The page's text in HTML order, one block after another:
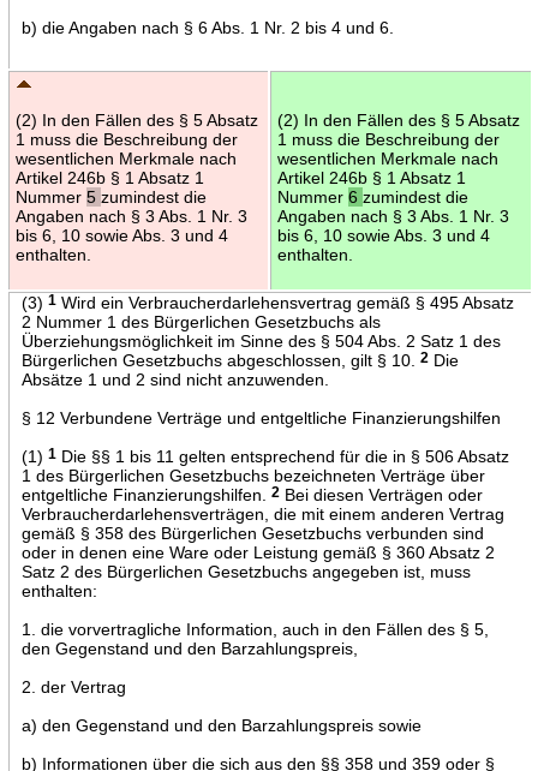
b) die Angaben nach § 6 Abs. 1 Nr. 2 bis 4 und 6.
(2) In den Fällen des § 5 Absatz
1 muss die Beschreibung der
wesentlichen Merkmale nach
Artikel 246b § 1 Absatz 1
Nummer 5 zumindest die
Angaben nach § 3 Abs. 1 Nr. 3
bis 6, 10 sowie Abs. 3 und 4
enthalten.
(2) In den Fällen des § 5 Absatz
1 muss die Beschreibung der
wesentlichen Merkmale nach
Artikel 246b § 1 Absatz 1
Nummer 6 zumindest die
Angaben nach § 3 Abs. 1 Nr. 3
bis 6, 10 sowie Abs. 3 und 4
enthalten.
(3) 1Wird ein Verbraucherdarlehensvertrag gemäß § 495 Absatz
2 Nummer 1 des Bürgerlichen Gesetzbuchs als
Überziehungsmöglichkeit im Sinne des § 504 Abs. 2 Satz 1 des
Bürgerlichen Gesetzbuchs abgeschlossen, gilt § 10.
2Die
Absätze 1 und 2 sind nicht anzuwenden.
§ 12 Verbundene Verträge und entgeltliche Finanzierungshilfen
(1) 1Die §§ 1 bis 11 gelten entsprechend für die in § 506 Absatz
1 des Bürgerlichen Gesetzbuchs bezeichneten Verträge über
entgeltliche Finanzierungshilfen.
2Bei diesen Verträgen oder
Verbraucherdarlehensverträgen, die mit einem anderen Vertrag
gemäß § 358 des Bürgerlichen Gesetzbuchs verbunden sind
oder in denen eine Ware oder Leistung gemäß § 360 Absatz 2
Satz 2 des Bürgerlichen Gesetzbuchs angegeben ist, muss
enthalten:
1. die vorvertragliche Information, auch in den Fällen des § 5,
den Gegenstand und den Barzahlungspreis,
2. der Vertrag
a) den Gegenstand und den Barzahlungspreis sowie
b) Informationen über die sich aus den §§ 358 und 359 oder §